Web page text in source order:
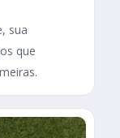
sua
que